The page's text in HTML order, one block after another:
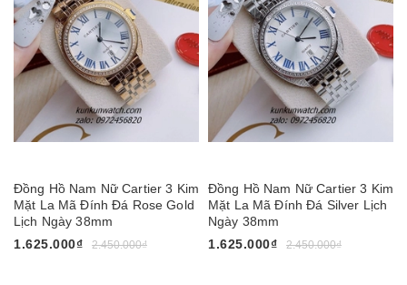
Đồng Hồ Nam Nữ Cartier 3 Kim
Mặt La Mã Đính Đá Rose Gold
Lịch Ngày 38mm
1.625.000₫
2.450.000₫
Đồng Hồ Nam Nữ Cartier 3 Kim
Mặt La Mã Đính Đá Silver Lịch
Ngày 38mm
1.625.000₫
2.450.000₫